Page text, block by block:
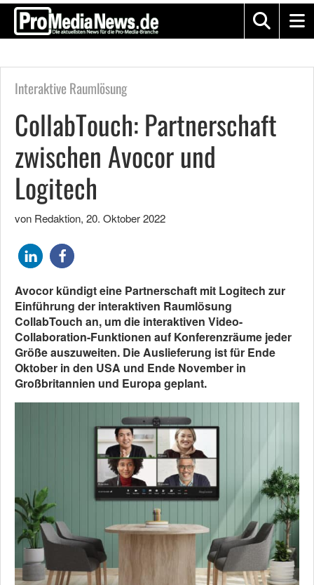
Interaktive Raumlösung
CollabTouch: Partnerschaft
zwischen Avocor und
Logitech
von Redaktion, 20. Oktober 2022
Avocor kündigt eine Partnerschaft mit Logitech zur
Einführung der interaktiven Raumlösung
CollabTouch an, um die interaktiven Video-
Collaboration-Funktionen auf Konferenzräume jeder
Größe auszuweiten. Die Auslieferung ist für Ende
Oktober in den USA und Ende November in
Großbritannien und Europa geplant.